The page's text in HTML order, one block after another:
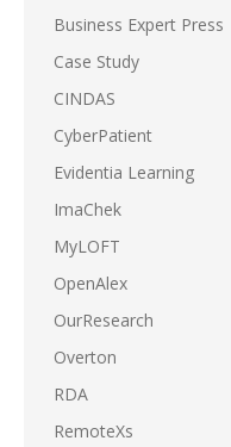
Business Expert Press
Case Study
CINDAS
CyberPatient
Evidentia Learning
ImaChek
MyLOFT
OpenAlex
OurResearch
Overton
RDA
RemoteXs